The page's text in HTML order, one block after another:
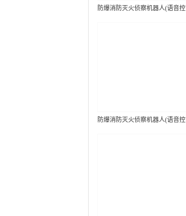
防爆消防灭火侦察机器人(语音控
防爆消防灭火侦察机器人(语音控